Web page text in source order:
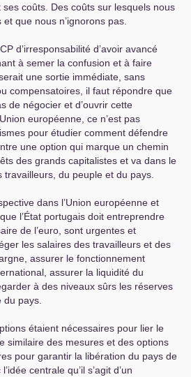
coûts. Des coûts sur lesquels nous
que nous n’ignorons pas.
d’irresponsabilité d’avoir avancé
à semer la confusion et à faire
une sortie immédiate, sans
compensatoires, il faut répondre que
de négocier et d’ouvrir cette
européenne, ce n’est pas
pour étudier comment défendre
une option qui marque un chemin
des grands capitalistes et va dans le
du peuple et du pays.
dans l’Union européenne et
l’État portugais doit entreprendre
de l’euro, sont urgentes et
les salaires des travailleurs et des
assurer le fonctionnement
assurer la liquidité du
à des niveaux sûrs les réserves
pays.
étaient nécessaires pour lier le
similaire des mesures et des options
pour garantir la libération du pays de
centrale qu’il s’agit d’un